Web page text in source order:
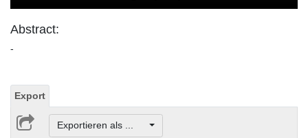
Abstract:
-
Export
Exportieren als ...